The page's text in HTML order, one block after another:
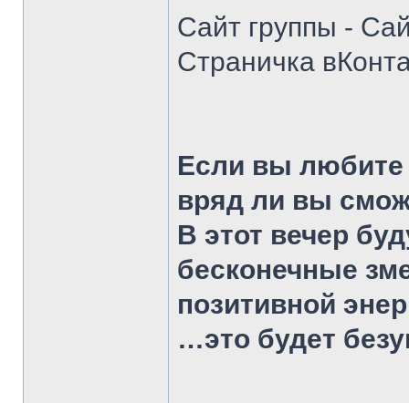
Сайт группы -
Страничка
Если вы
вряд ли вы
В этот вечер
бесконечные
позитивной
…это будет